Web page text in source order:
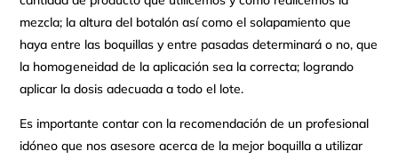
mezcla; la altura del botalón así como el solapamiento que
haya entre las boquillas y entre pasadas determinará o no, que
la homogeneidad de la aplicación sea la correcta; logrando
aplicar la dosis adecuada a todo el lote.
Es importante contar con la recomendación de un profesional
idóneo que nos asesore acerca de la mejor boquilla a utilizar